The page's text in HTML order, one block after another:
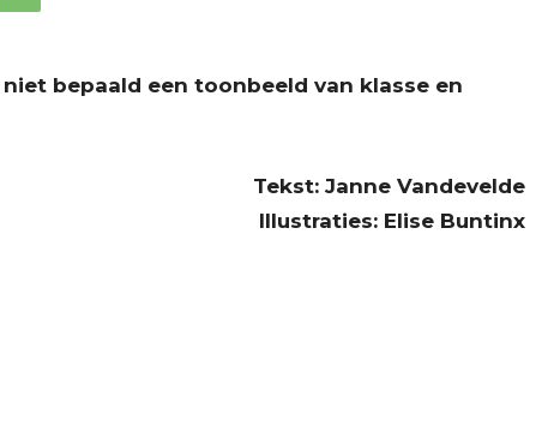
bepaald een toonbeeld van klasse en
Tekst: Janne Vandevelde
Illustraties: Elise Buntinx